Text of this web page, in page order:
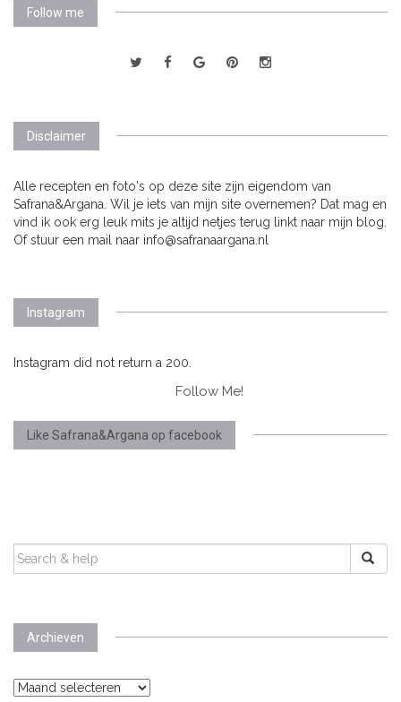
Follow me
Disclaimer
Alle recepten en foto's op deze site zijn eigendom van
Safrana&Argana. Wil je iets van mijn site overnemen? Dat mag en
vind ik ook erg leuk mits je altijd netjes terug linkt naar mijn blog.
Of stuur een mail naar info@safranaargana.nl
Instagram
Instagram did not return a 200.
Follow Me!
Like Safrana&Argana op facebook
SEARCH
FOR:
Archieven
Archieven